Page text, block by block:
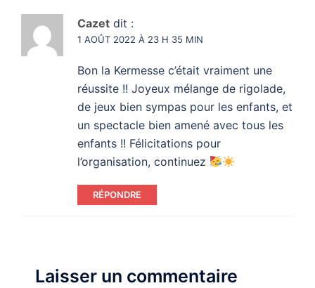
Cazet dit :
1 AOÛT 2022 À 23 H 35 MIN
Bon la Kermesse c’était vraiment une
réussite !! Joyeux mélange de rigolade,
de jeux bien sympas pour les enfants, et
un spectacle bien amené avec tous les
enfants !! Félicitations pour
l’organisation, continuez
RÉPONDRE
Laisser un commentaire